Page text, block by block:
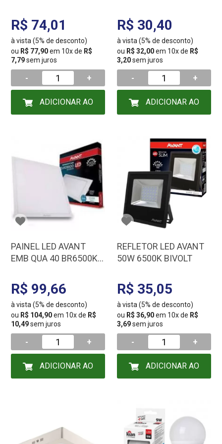
250040577
R$ 74,01
à vista (5% de desconto)
ou R$ 77,90em 10x de R$
7,79sem juros
- +
251151377
R$ 30,40
à vista (5% de desconto)
ou R$ 32,00em 10x de R$
3,20sem juros
- +
PAINEL LED AVANT
EMB QUA 40 BR6500K
R$ 99,66
à vista (5% de desconto)
ou R$ 104,90em 10x de R$
10,49sem juros
- +
REFLETOR LED AVANT
50W 6500K BIVOLT
R$ 35,05
à vista (5% de desconto)
ou R$ 36,90em 10x de R$
3,69sem juros
- +